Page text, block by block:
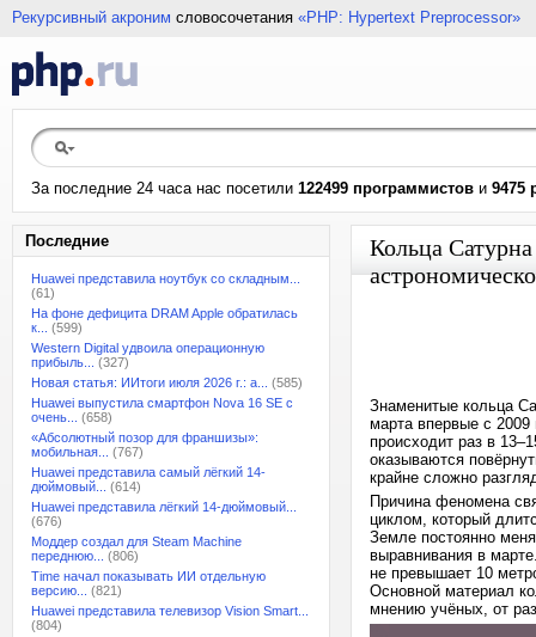
Рекурсивный акроним словосочетания «PHP: Hypertext Preprocessor»
За последние 24 часа нас посетили 122499 программистов и 9475
Последние
Huawei представила ноутбук со складным...
(61)
На фоне дефицита DRAM Apple обратилась
к...
(599)
Western Digital удвоила операционную
прибыль...
(327)
Новая статья: ИИтоги июля 2026 г.: а...
(585)
Huawei выпустила смартфон Nova 16 SE с
очень...
(658)
«Абсолютный позор для франшизы»:
мобильная...
(767)
Huawei представила самый лёгкий 14-
дюймовый...
(614)
Huawei представила лёгкий 14-дюймовый...
(676)
Моддер создал для Steam Machine
переднюю...
(806)
Time начал показывать ИИ отдельную
версию...
(821)
Huawei представила телевизор Vision Smart...
(804)
Кольца Сатурна
Знаменитые кольца
марта впервые с 2009
происходит раз в
оказываются
крайне сложно
Причина феномена
циклом, который
Земле постоянно
выравнивания в
не превышает 10
Основной материал
мнению учёных, от